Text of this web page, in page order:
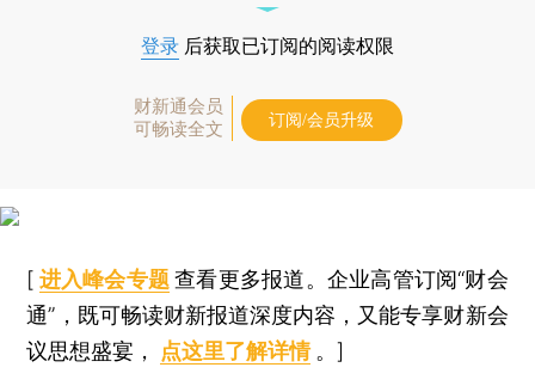
登录 后获取已订阅的阅读权限
财新通会员
可畅读全文
订阅/会员升级
[ 进入峰会专题 查看更多报道。企业高管订阅“财会
通”，既可畅读财新报道深度内容，又能专享财新会
议思想盛宴，
点这里了解详情 。]